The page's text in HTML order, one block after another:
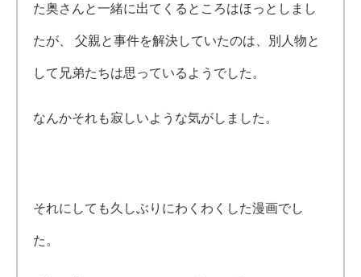
た奥さんと一緒に出てくるところはほっとしまし
たが、 父親と事件を解決していたのは、別人物と
して兄弟たちは思っているようでした。
なんかそれも寂しいような気がしました。
それにしても久しぶりにわくわくした漫画でし
た。